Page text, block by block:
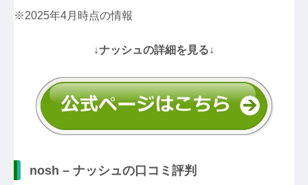
※2025年4月時点の情報
↓ナッシュの詳細を見る↓
nosh – ナッシュの口コミ評判